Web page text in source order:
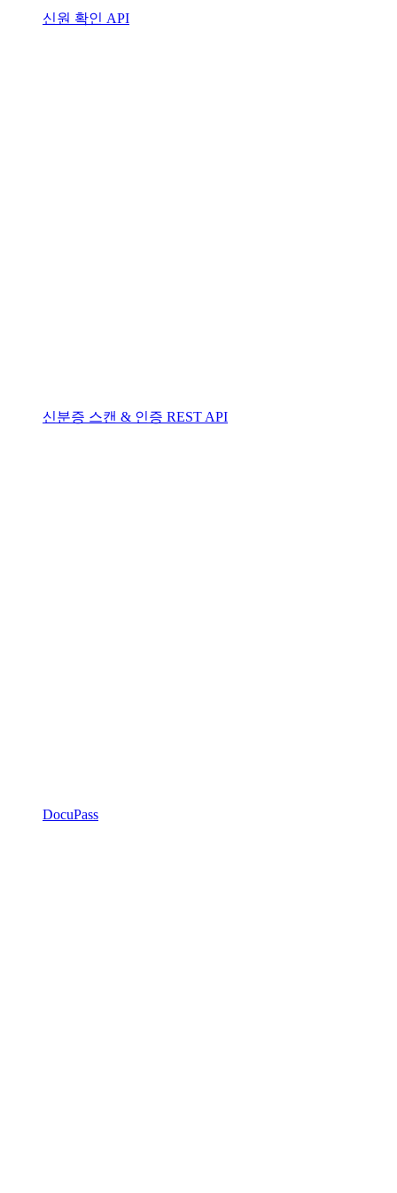
신원 확인 API
신분증 스캔 & 인증 REST API
DocuPass